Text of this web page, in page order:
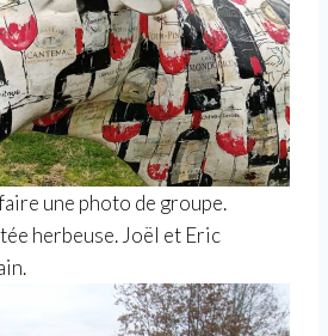
une photo de groupe.
herbeuse. Joël et Eric